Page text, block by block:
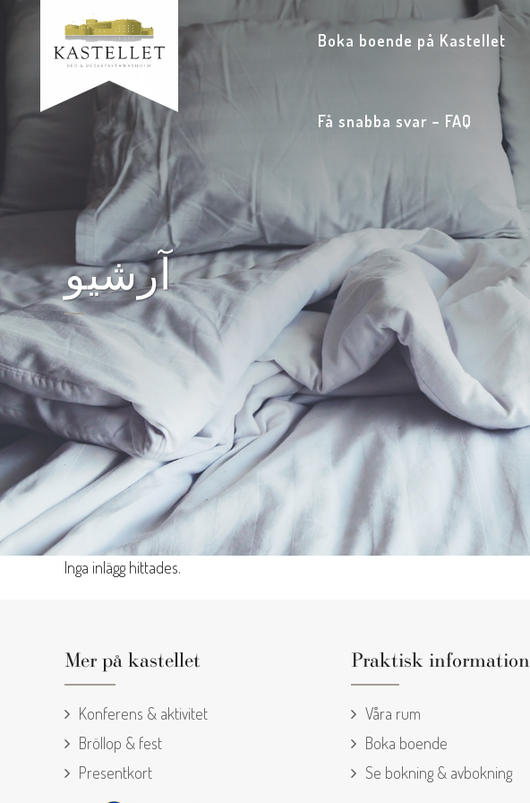
Boka boende på Kastellet
Få snabba svar – FAQ
آرشیو
Inga inlägg hittades.
Mer på kastellet
Konferens & aktivitet
Bröllop & fest
Presentkort
Praktisk information
Våra rum
Boka boende
Se bokning & avbokning